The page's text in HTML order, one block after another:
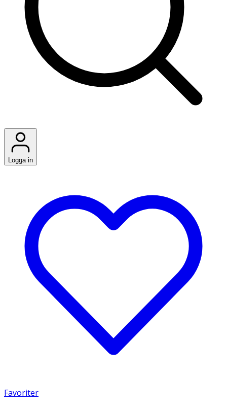
Logga in
Favoriter